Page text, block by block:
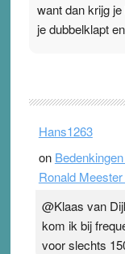
want dan krijg
je dubbelklapt
topsporters. Ze
terwijl ze meer
pleister geen
Hans1263
on
Ronald
@Klaas van
kom ik bij
voor slechts